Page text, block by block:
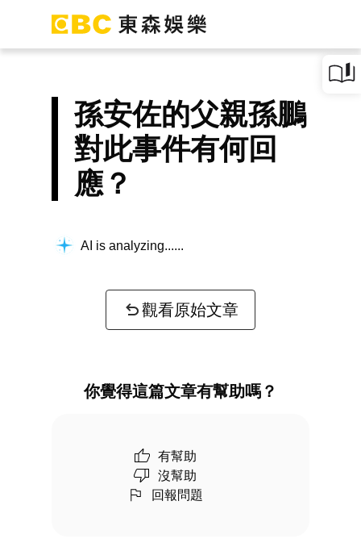
孫安佐的父親孫鵬
對此事件有何回
應？
AI is analyzing...
觀看原始文章
你覺得這篇文章有幫助嗎？
有幫助
沒幫助
回報問題